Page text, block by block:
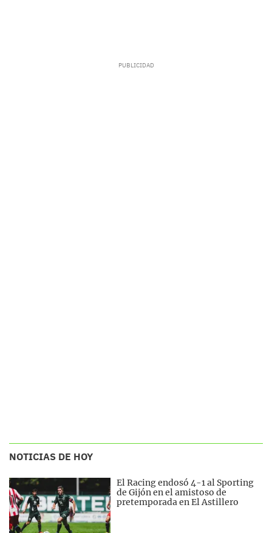
NOTICIAS DE HOY
El Racing endosó 4-1 al Sporting
de Gijón en el amistoso de
pretemporada en El Astillero